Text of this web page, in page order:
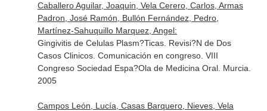
Caballero Aguilar, Joaquin, Vela Cerero, Carlos, Armas
Padron, José Ramón, Bullón Fernández, Pedro,
Martínez-Sahuquillo Marquez, Angel:
Gingivitis de Celulas Plasm?Ticas. Revisi?N de Dos
Casos Clinicos. Comunicación en congreso. VIII
Congreso Sociedad Espa?Ola de Medicina Oral. Murcia.
2005
Campos León, Lucía, Casas Barquero, Nieves, Vela